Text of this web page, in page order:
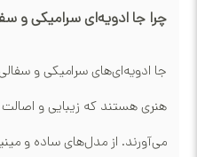
چرا جا ادویه‌ای سرامیکی و
جا ادویه‌ای‌های سرامیکی و
هنری هستند که زیبایی و
می‌آورند. از مدل‌های ساده و